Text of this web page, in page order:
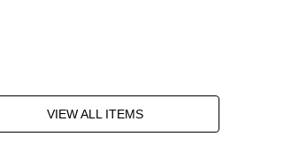
VIEW ALL ITEMS